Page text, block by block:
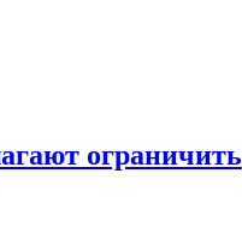
ограничить